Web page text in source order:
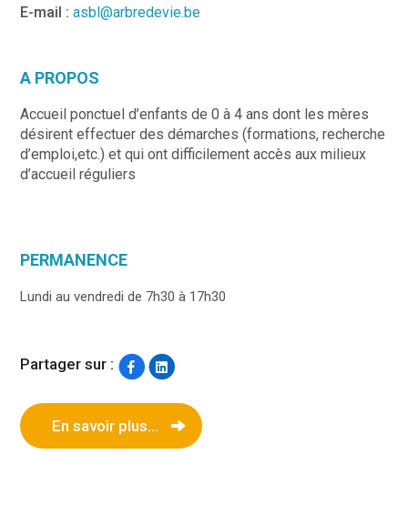
E-mail : asbl@arbredevie.be
A PROPOS
Accueil ponctuel d’enfants de 0 à 4 ans dont les mères
désirent effectuer des démarches (formations, recherche
d’emploi,etc.) et qui ont difficilement accès aux milieux
d’accueil réguliers
PERMANENCE
Lundi au vendredi de 7h30 à 17h30
Partager sur :
En savoir plus...